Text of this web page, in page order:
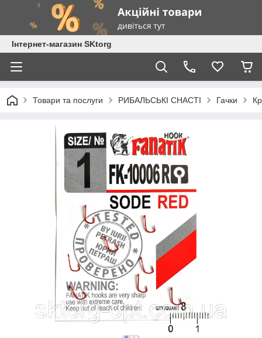
Інтернет-магазин SKtorg
Товари та послуги РИБАЛЬСЬКІ СНАСТІ Гачки